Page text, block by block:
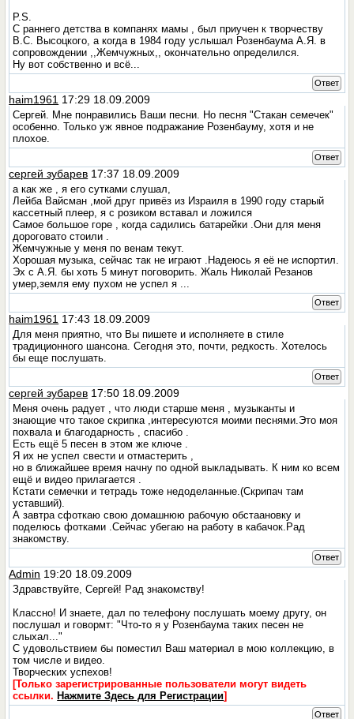
P.S.
С раннего детства в компанях мамы , был приучен к творчеству
В.С. Высоцкого, а когда в 1984 году услышал Розенбаума А.Я. в
сопровождении ,,Жемчужных,, окончательно определился.
Ну вот собственно и всё...
Ответ
haim1961 17:29 18.09.2009
Сергей. Мне понравились Ваши песни. Но песня "Стакан семечек"
особенно. Только уж явное подражание Розенбауму, хотя и не
плохое.
Ответ
сергей зубарев 17:37 18.09.2009
а как же , я его сутками слушал,
Лейба Вайсман ,мой друг привёз из Израиля в 1990 году старый
кассетный плеер, я с розиком вставал и ложился
Самое большое горе , когда садились батарейки .Они для меня
дороговато стоили .
Жемчужные у меня по венам текут.
Хорошая музыка, сейчас так не играют .Надеюсь я её не испортил.
Эх с А.Я. бы хоть 5 минут поговорить. Жаль Николай Резанов
умер,земля ему пухом не успел я ...
Ответ
haim1961 17:43 18.09.2009
Для меня приятно, что Вы пишете и исполняете в стиле
традиционного шансона. Сегодня это, почти, редкость. Хотелось
бы еще послушать.
Ответ
сергей зубарев 17:50 18.09.2009
Меня очень радует , что люди старше меня , музыканты и
знающие что такое скрипка ,интересуются моими песнями.Это моя
похвала и благодарность , спасибо .
Есть ещё 5 песен в этом же ключе .
Я их не успел свести и отмастерить ,
но в ближайшее время начну по одной выкладывать. К ним ко всем
ещё и видео прилагается .
Кстати семечки и тетрадь тоже недоделанные.(Скрипач там
уставший).
А завтра сфоткаю свою домашнюю рабочую обстаановку и
поделюсь фотками .Сейчас убегаю на работу в кабачок.Рад
знакомству.
Ответ
Admin 19:20 18.09.2009
Здравствуйте, Сергей! Рад знакомству!
Классно! И знаете, дал по телефону послушать моему другу, он
послушал и говормт: "Что-то я у Розенбаума таких песен не
слыхал..."
С удовольствием бы поместил Ваш материал в мою коллекцию, в
том числе и видео.
Творческих успехов!
[Только зарегистрированные пользователи могут видеть
ссылки. Нажмите Здесь для Регистрации]
Ответ